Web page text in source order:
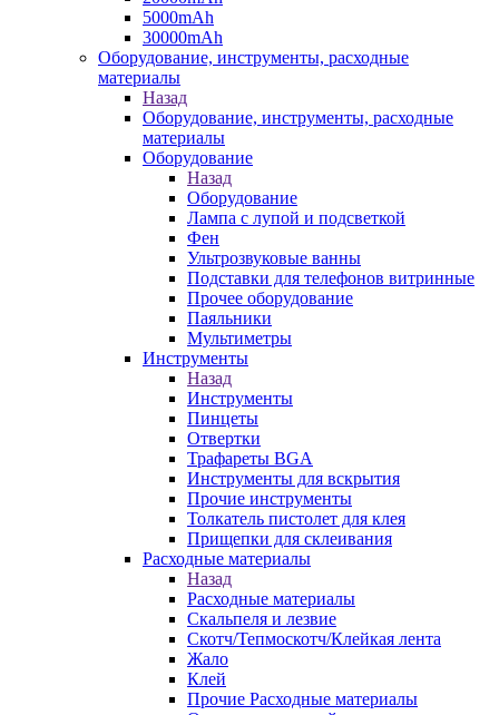
5000mAh
30000mAh
Оборудование, инструменты, расходные
материалы
Назад
Оборудование, инструменты, расходные
материалы
Оборудование
Назад
Оборудование
Лампа с лупой и подсветкой
Фен
Ультрозвуковые ванны
Подставки для телефонов витринные
Прочее оборудование
Паяльники
Мультиметры
Инструменты
Назад
Инструменты
Пинцеты
Отвертки
Трафареты BGA
Инструменты для вскрытия
Прочие инструменты
Толкатель пистолет для клея
Прищепки для склеивания
Расходные материалы
Назад
Расходные материалы
Скальпеля и лезвие
Скотч/Тепмоскотч/Клейкая лента
Жало
Клей
Прочие Расходные материалы